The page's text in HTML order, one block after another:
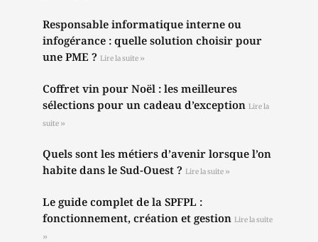
Responsable informatique interne ou
infogérance : quelle solution choisir pour
une PME ? Lire la suite »
Coffret vin pour Noël : les meilleures
sélections pour un cadeau d’exception Lire la
suite »
Quels sont les métiers d’avenir lorsque l’on
habite dans le Sud-Ouest ? Lire la suite »
Le guide complet de la SPFPL :
fonctionnement, création et gestion Lire la suite
»